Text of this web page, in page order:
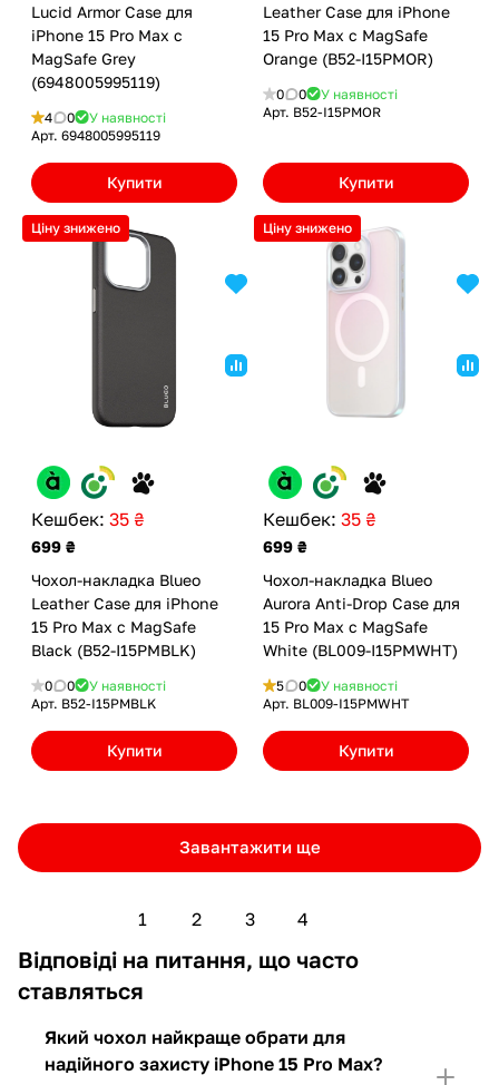
Lucid Armor Case для
iPhone 15 Pro Max с
MagSafe Grey
(6948005995119)
4 0
У наявності
Арт. 6948005995119
Купити
Leather Case для iPhone
15 Pro Max с MagSafe
Orange (B52-I15PMOR)
0 0
У наявності
Арт. B52-I15PMOR
Купити
Ціну знижено
Кешбек: 35 ₴
699 ₴
Чохол-накладка Blueo
Leather Case для iPhone
15 Pro Max с MagSafe
Black (B52-I15PMBLK)
0 0
У наявності
Арт. B52-I15PMBLK
Купити
Ціну знижено
Кешбек: 35 ₴
699 ₴
Чохол-накладка Blueo
Aurora Anti-Drop Case для
15 Pro Max с MagSafe
White (BL009-I15PMWHT)
5 0
У наявності
Арт. BL009-I15PMWHT
Купити
Завантажити ще
1 2 3 4
Відповіді на питання, що часто
ставляться
Який чохол найкраще обрати для
надійного захисту iPhone 15 Pro Max?